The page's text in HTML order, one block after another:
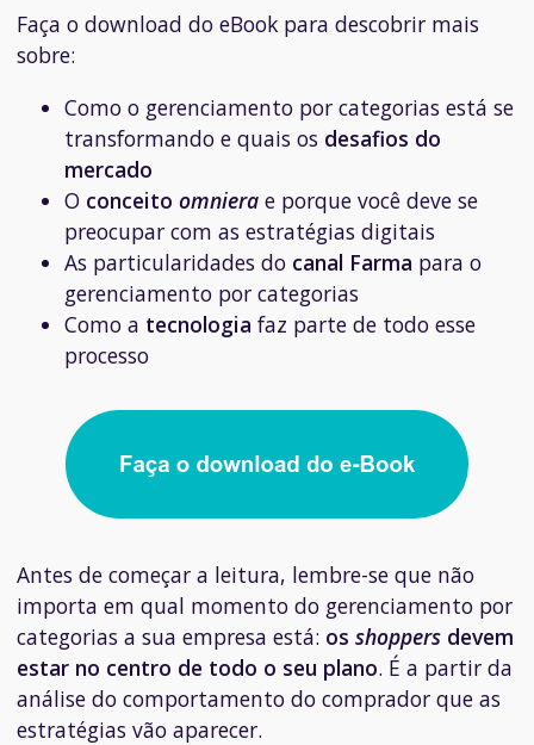
Faça o download do eBook para descobrir mais
sobre:
Como o gerenciamento por categorias está se
transformando e quais os desafios do
mercado
O conceito omniera e porque você deve se
preocupar com as estratégias digitais
As particularidades do canal Farma para o
gerenciamento por categorias
Como a tecnologia faz parte de todo esse
processo
Antes de começar a leitura, lembre-se que não
importa em qual momento do gerenciamento por
categorias a sua empresa está: os shoppers devem
estar no centro de todo o seu plano. É a partir da
análise do comportamento do comprador que as
estratégias vão aparecer.